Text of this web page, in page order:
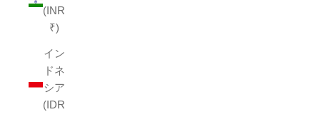
(INR
₹)
イン
ドネ
シア
(IDR